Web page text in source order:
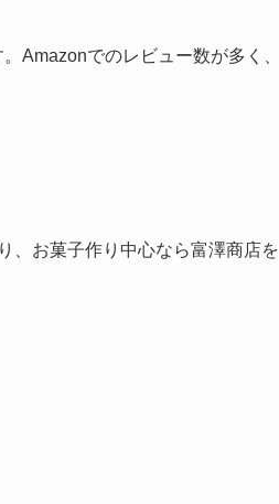
Amazonでのレビュー数が多く、
、お菓子作り中心なら富澤商店を